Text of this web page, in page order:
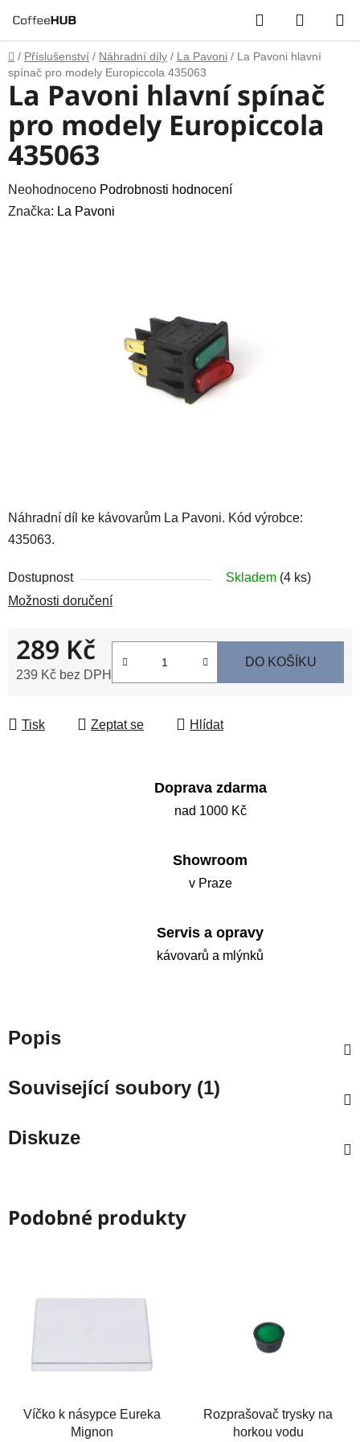
na
obsah
Hledat
KOŠÍK
Domů
/ Příslušenství / Náhradní díly / La Pavoni / La Pavoni hlavní
spínač pro modely Europiccola 435063
Náhradní díl ke kávovarům La Pavoni. Kód výrobce:
435063.
Dostupnost Skladem (4 ks)
Možnosti doručení
289 Kč
239 Kč bez DPH
DO KOŠÍKU
Tisk Zeptat se Hlídat
La Pavoni hlavní spínač
pro modely Europiccola
435063
Průměrné
hodnocení
Neohodnoceno Podrobnosti hodnocení
Značka: La Pavoni
Doprava zdarma
nad 1000 Kč
Showroom
v Praze
Servis a opravy
kávovarů a mlýnků
Popis
Související soubory (1)
Diskuze
Podobné produkty
Víčko k násypce Eureka
Mignon
Rozprašovač trysky na
horkou vodu